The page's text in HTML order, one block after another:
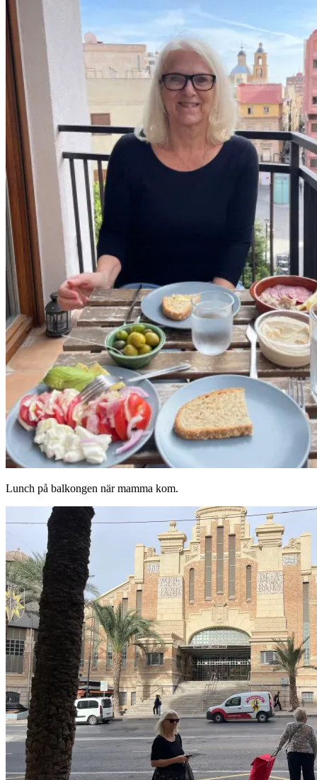
Lunch på balkongen när mamma kom.